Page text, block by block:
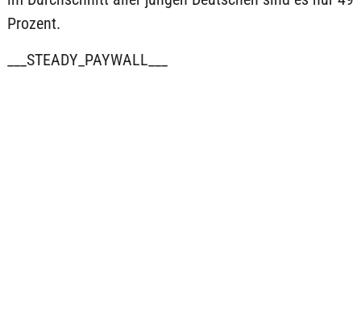
Prozent.
___STEADY_PAYWALL___